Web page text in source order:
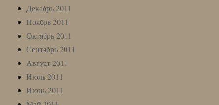
Декабрь 2011
Ноябрь 2011
Октябрь 2011
Сентябрь 2011
Август 2011
Июль 2011
Июнь 2011